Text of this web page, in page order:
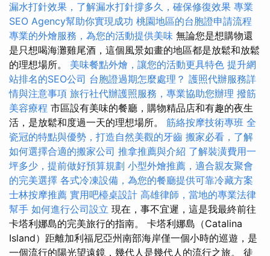
漏水打針效果，了解漏水打針撐多久，確保修復效果 專業
SEO Agency幫助你實現成功 桃園地區的台胞證申請流程
專業的外燴服務，為您的活動提供美味 無論您是想購物還
是只想喝海灘雞尾酒，這個風景如畫的地區都是放鬆和放鬆
的理想場所。 美味餐點外燴，讓您的活動更具特色 提升網
站排名的SEO公司 台胞證過期怎麼處理？ 護照代辦服務詳
情與注意事項 旅行社代辦護照服務，專業協助您辦理 撥筋
美容療程 市區設有美味的餐廳，購物精品店和有趣的夜生
活，是放鬆和度過一天的理想場所。 筋絡按摩技術專班 全
瓷冠的特點與優勢，打造自然美觀的牙齒 搬家必看，了解
如何選擇合適的搬家公司 推拿推薦與介紹 了解裝潢費用一
坪多少，提前做好預算規劃 小型外燴推薦，適合親友聚會
的完美選擇 各式冷凍設備，為您的餐廳提供可靠冷藏方案
士林按摩推薦 實用吧檯桌設計 高雄律師，當地的專業法律
幫手 如何進行公司設立 現在，事不宜遲，這是我最終前往
卡塔利娜島的完美旅行的指南。 卡塔利娜島（Catalina
Island）距離加利福尼亞州南部海岸僅一個小時的巡遊，是
一個流行的陽光望遠鏡，幾代人是幾代人的流行之旅。 徒